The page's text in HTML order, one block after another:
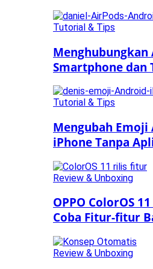
Tutorial & Tips
Menghubungkan
Smartphone dan
Tutorial & Tips
Mengubah Emoji
iPhone Tanpa
Review & Unboxing
OPPO ColorOS
Coba Fitur-fitur
Review & Unboxing